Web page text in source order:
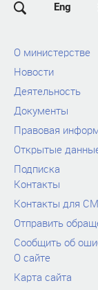
Eng
О министерстве
Новости
Деятельность
Документы
Правовая
Открытые
Подписка
Контакты
Контакты для
Отправить
Сообщить об
О сайте
Карта сайта